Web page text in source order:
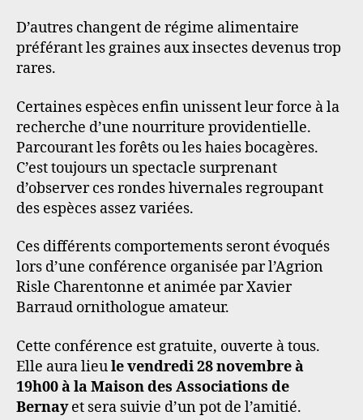
D’autres changent de régime alimentaire
préférant les graines aux insectes devenus trop
rares.
Certaines espèces enfin unissent leur force à la
recherche d’une nourriture providentielle.
Parcourant les forêts ou les haies bocagères.
C’est toujours un spectacle surprenant
d’observer ces rondes hivernales regroupant
des espèces assez variées.
Ces différents comportements seront évoqués
lors d’une conférence organisée par l’Agrion
Risle Charentonne et animée par Xavier
Barraud ornithologue amateur.
Cette conférence est gratuite, ouverte à tous.
Elle aura lieule vendredi 28 novembre à
19h00 à la Maison des Associations de
Bernayet sera suivie d’un pot de l’amitié.